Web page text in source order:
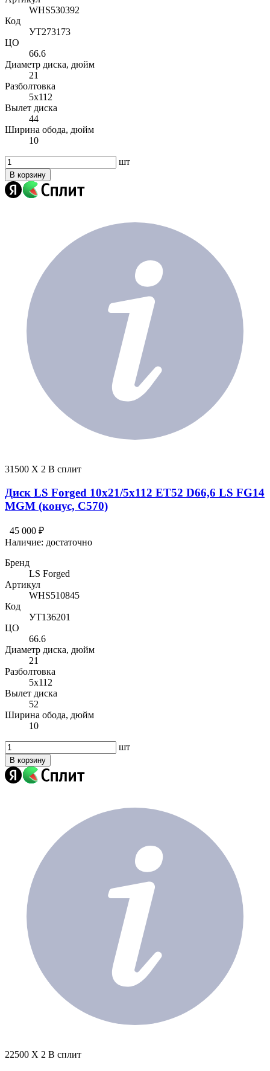
WHS530392
Код
УТ273173
ЦО
66.6
Диаметр диска, дюйм
21
Разболтовка
5x112
Вылет диска
44
Ширина обода, дюйм
10
шт
В корзину
31500 X 2 В сплит
Диск LS Forged 10x21/5x112 ET52 D66,6 LS FG14
MGM (конус, C570)
45 000 ₽
Наличие: достаточно
Бренд
LS Forged
Артикул
WHS510845
Код
УТ136201
ЦО
66.6
Диаметр диска, дюйм
21
Разболтовка
5x112
Вылет диска
52
Ширина обода, дюйм
10
шт
В корзину
22500 X 2 В сплит